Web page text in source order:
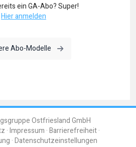
ein GA-Abo? Super!
Hier anmelden
Abo-Modelle
Ostfriesland GmbH
Impressum Barrierefreiheit
Datenschutzeinstellungen